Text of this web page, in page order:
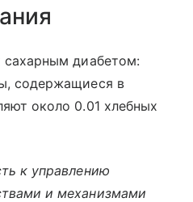
сахарным диабетом:
содержащиеся в
около 0.01 хлебных
к управлению
и механизмами